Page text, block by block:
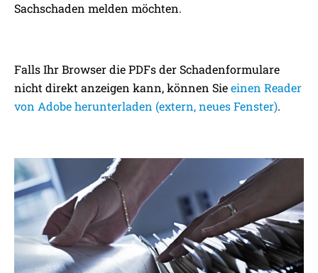
Sachschaden melden möchten.
Falls Ihr Browser die PDFs der Schadenformulare
nicht direkt anzeigen kann, können Sieeinen Reader
von Adobe herunterladen (extern, neues Fenster).